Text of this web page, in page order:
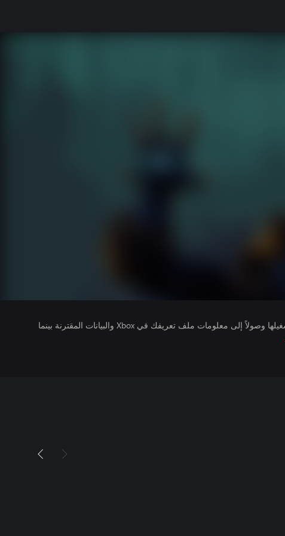
يتلقى ناشرو الألعاب التي تقوم بتشغيلها وصولاً إلى معلومات ملف تعريفك في Xbox والبيانات المقترنة بينما